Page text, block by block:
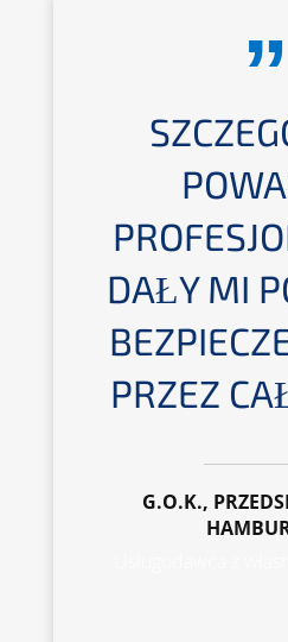
DAŁY MI
PRZEZ
G.O.K.,